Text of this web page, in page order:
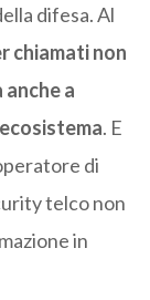
difesa. Al
chiamati non
a
. E
di
telco non
in